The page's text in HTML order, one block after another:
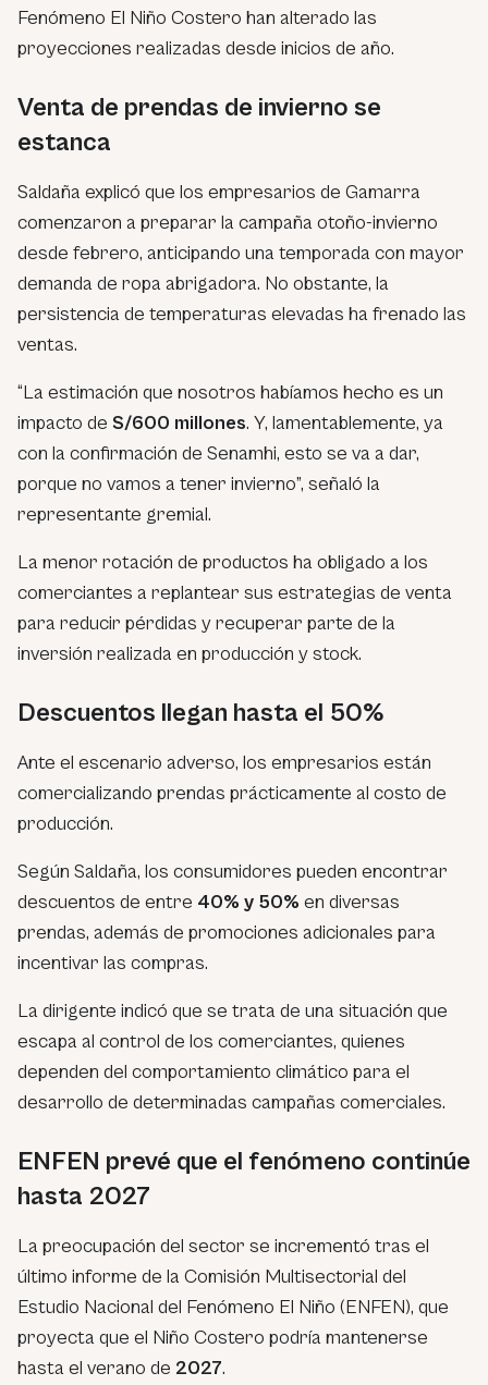
Fenómeno El Niño Costero han alterado las
proyecciones realizadas desde inicios de año.
Venta de prendas de invierno se
estanca
Saldaña explicó que los empresarios de Gamarra
comenzaron a preparar la campaña otoño-invierno
desde febrero, anticipando una temporada con mayor
demanda de ropa abrigadora. No obstante, la
persistencia de temperaturas elevadas ha frenado las
ventas.
“La estimación que nosotros habíamos hecho es un
impacto de S/600 millones. Y, lamentablemente, ya
con la confirmación de Senamhi, esto se va a dar,
porque no vamos a tener invierno”, señaló la
representante gremial.
La menor rotación de productos ha obligado a los
comerciantes a replantear sus estrategias de venta
para reducir pérdidas y recuperar parte de la
inversión realizada en producción y stock.
Descuentos llegan hasta el 50%
Ante el escenario adverso, los empresarios están
comercializando prendas prácticamente al costo de
producción.
Según Saldaña, los consumidores pueden encontrar
descuentos de entre 40% y 50% en diversas
prendas, además de promociones adicionales para
incentivar las compras.
La dirigente indicó que se trata de una situación que
escapa al control de los comerciantes, quienes
dependen del comportamiento climático para el
desarrollo de determinadas campañas comerciales.
ENFEN prevé que el fenómeno continúe
hasta 2027
La preocupación del sector se incrementó tras el
último informe de la Comisión Multisectorial del
Estudio Nacional del Fenómeno El Niño (ENFEN), que
proyecta que el Niño Costero podría mantenerse
hasta el verano de 2027.